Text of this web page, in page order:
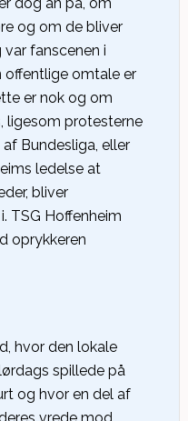
og om de bliver
fanscenen i
offentlige omtale er
er nok og om
ligesom protesterne
Bundesliga, eller
ledelse at
bliver
TSG Hoffenheim
oprykkeren
hvor den lokale
spillede på
og hvor en del af